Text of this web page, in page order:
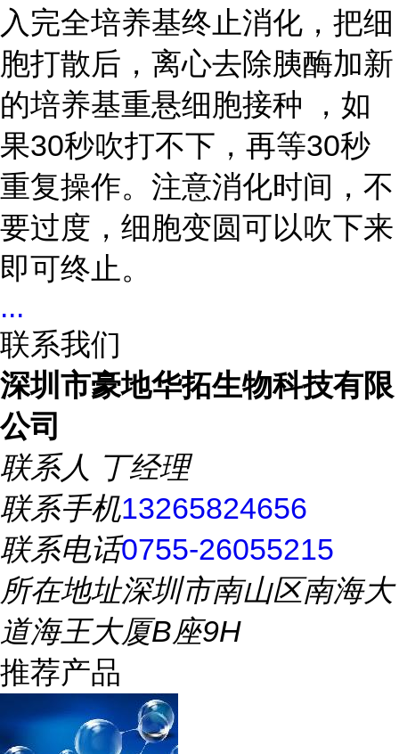
入完全培养基终止消化，把细
胞打散后，离心去除胰酶加新
的培养基重悬细胞接种 ，如
果30秒吹打不下，再等30秒
重复操作。注意消化时间，不
要过度，细胞变圆可以吹下来
即可终止。
...
联系我们
深圳市豪地华拓生物科技有限
公司
联系人 丁经理
联系手机13265824656
联系电话0755-26055215
所在地址深圳市南山区南海大
道海王大厦B座9H
推荐产品